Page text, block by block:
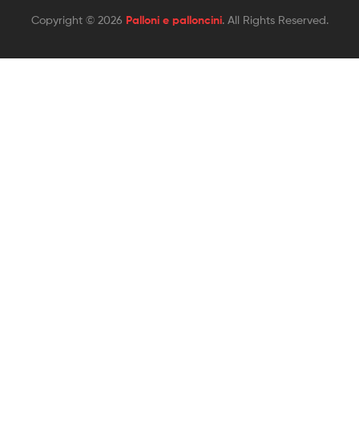
Copyright © 2026 Palloni e palloncini. All Rights Reserved.